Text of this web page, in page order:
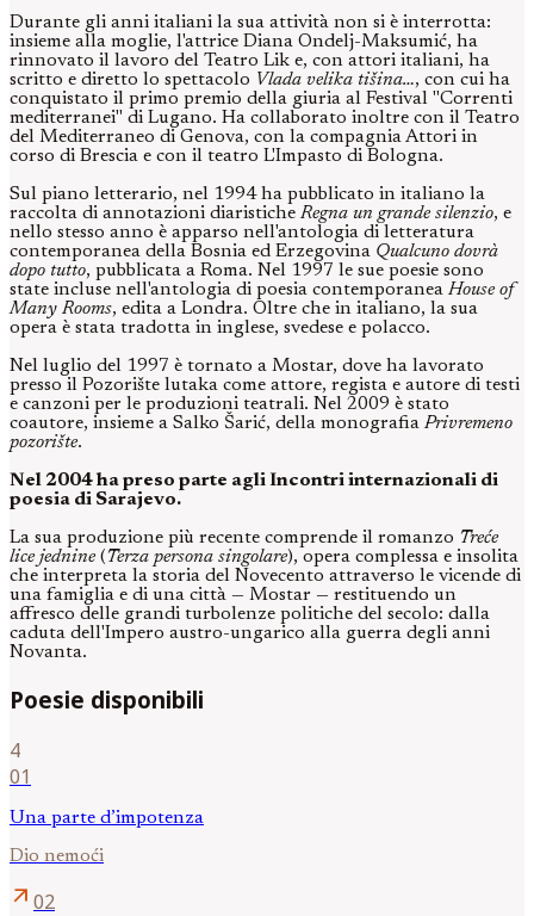
Durante gli anni italiani la sua attività non si è interrotta:
insieme alla moglie, l'attrice Diana Ondelj-Maksumić, ha
rinnovato il lavoro del Teatro Lik e, con attori italiani, ha
scritto e diretto lo spettacolo Vlada velika tišina…, con cui ha
conquistato il primo premio della giuria al Festival "Correnti
mediterranei" di Lugano. Ha collaborato inoltre con il Teatro
del Mediterraneo di Genova, con la compagnia Attori in
corso di Brescia e con il teatro L'Impasto di Bologna.
Sul piano letterario, nel 1994 ha pubblicato in italiano la
raccolta di annotazioni diaristiche Regna un grande silenzio, e
nello stesso anno è apparso nell'antologia di letteratura
contemporanea della Bosnia ed Erzegovina Qualcuno dovrà
dopo tutto, pubblicata a Roma. Nel 1997 le sue poesie sono
state incluse nell'antologia di poesia contemporanea House of
Many Rooms, edita a Londra. Oltre che in italiano, la sua
opera è stata tradotta in inglese, svedese e polacco.
Nel luglio del 1997 è tornato a Mostar, dove ha lavorato
presso il Pozorište lutaka come attore, regista e autore di testi
e canzoni per le produzioni teatrali. Nel 2009 è stato
coautore, insieme a Salko Šarić, della monografia Privremeno
pozorište.
Nel 2004 ha preso parte agli Incontri internazionali di
poesia di Sarajevo.
La sua produzione più recente comprende il romanzo Treće
lice jednine(Terza persona singolare), opera complessa e insolita
che interpreta la storia del Novecento attraverso le vicende di
una famiglia e di una città — Mostar — restituendo un
affresco delle grandi turbolenze politiche del secolo: dalla
caduta dell'Impero austro-ungarico alla guerra degli anni
Novanta.
Poesie disponibili
4
01
Una parte d’impotenza
Dio nemoći
arrow_outward 02